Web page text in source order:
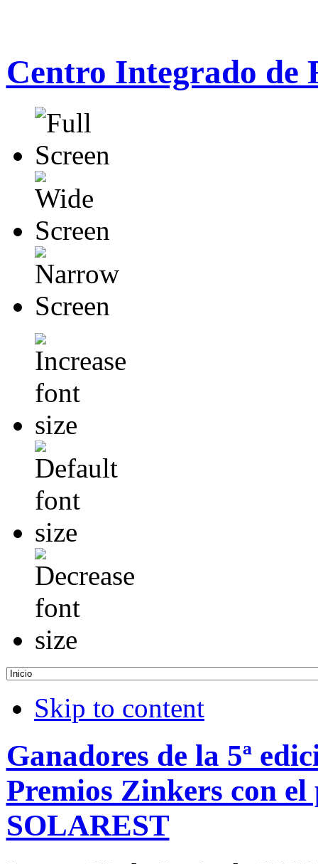
Centro Integrado de
Skip to content
Ganadores de la 5ª
Premios Zinkers con el
SOLAREST